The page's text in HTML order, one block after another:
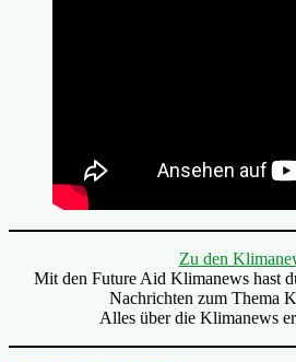
Zu den
Mit den Future Aid Klimanews hast
Nachrichten zum Thema
Alles über die Klimanews